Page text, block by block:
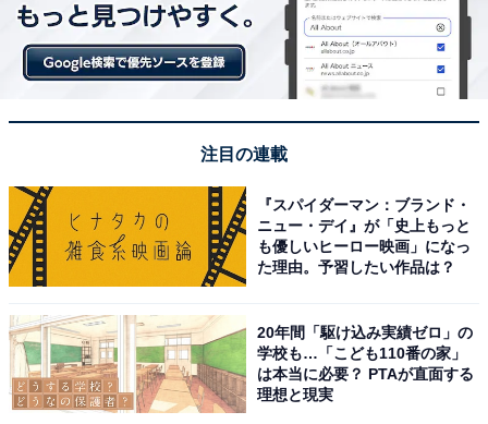
「高湯温泉 花月ハイランドホテル」の口コミは？
「高湯温泉 花月ハイランドホテル」には、以下のような
口コミが寄せられています。
注目の連載
『スパイダーマン：ブランド・
ニュー・デイ』が「史上もっと
も優しいヒーロー映画」になっ
た理由。予習したい作品は？
20年間「駆け込み実績ゼロ」の
学校も…「こども110番の家」
は本当に必要？ PTAが直面する
理想と現実